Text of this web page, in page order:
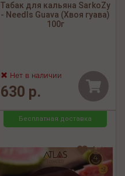
Табак для кальяна SarkoZy
- Needls Guava (Хвоя гуава)
100г
Нет в наличии
630 р.
Бесплатная доставка